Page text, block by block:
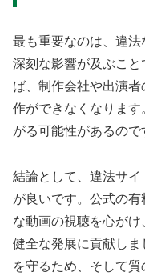
最も重要なのは、違
深刻な影響が及ぶこ
ば、制作会社や出演
作ができなくなりま
がる可能性があるので
結論として、違法サ
が良いです。公式の
な動画の視聴を心が
健全な発展に貢献し
を守るため、そして